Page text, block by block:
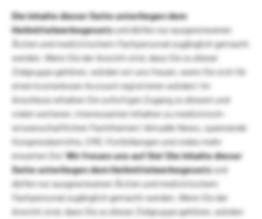
Die Inhalte dieser Seite unterliegen dem
Heilmittelwerbegesetzund dürfen nur ausgewiesenen
Ärzten und medizinischem Fachpersonal zugänglich gemacht
werden. Wenn Sie der Ansicht sind, dass Sie zu dieser
Zielgruppe gehören, würden wir uns freuen, wenn Sie sich für
einen kostenlosen Account registrieren würden! Im
Anschluss erhalten Sie sofortigen Zugang zu diesem und
vielen weiteren, interessanten Inhalten zu medizinisch-
wissenschaftlichen Fachthemen! Aktuelle News, spannende
Kongressberichte, CME-Fortbildungen und vieles mehr
erwarten Sie!Wir freuen uns auf Sie!Die Inhalte dieser
Seite unterliegen dem Heilmittelwerbegesetzund
dürfen nur ausgewiesenen Ärzten und medizinischem
Fachpersonal zugänglich gemacht werden. Wenn Sie der
Ansicht sind, dass Sie zu dieser Zielgruppe gehören, würden